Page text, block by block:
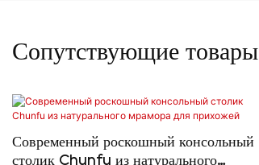
Сопутствующие товары
Современный роскошный консольный
столик Chunfu из натурального